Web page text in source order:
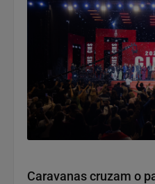
Caravanas cruzam o